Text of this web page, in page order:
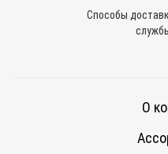
Способы
О